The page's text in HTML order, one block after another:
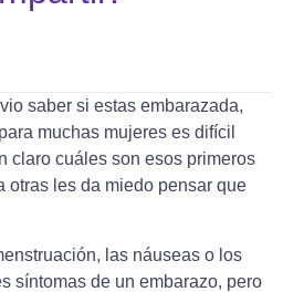
saber si estas embarazada,
muchas mujeres es difícil
claro cuáles son esos primeros
otras les da miedo pensar que
las náuseas o los
síntomas de un embarazo, pero